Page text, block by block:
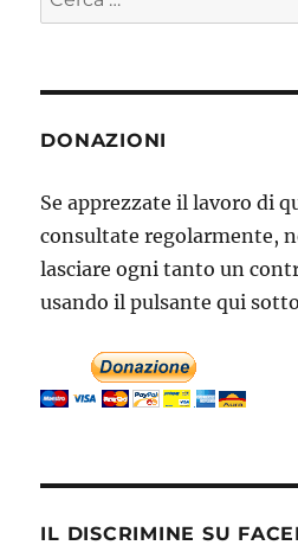
DONAZIONI
Se apprezzate il lavoro di
consultate regolarmente,
lasciare ogni tanto un
usando il pulsante qui
IL DISCRIMINE SU